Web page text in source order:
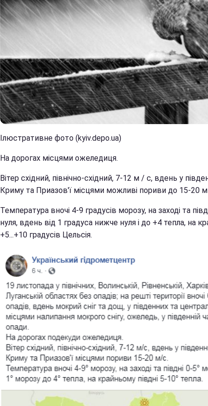
Ілюстративне фото (kyiv.depo.ua)
На дорогах місцями ожеледиця.
Вітер східний, північно-східний, 7-12 м / с, вдень у
Криму та Приазов'ї місцями можливі пориви до 15-20
Температура вночі 4-9 градусів морозу, на заході та
нуля, вдень від 1 градуса нижче нуля і до +4 тепла, на
+5...+10 градусів Цельсія.